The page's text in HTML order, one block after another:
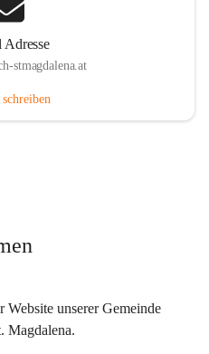
stmagdalena.at
unserer Gemeinde
Magdalena.